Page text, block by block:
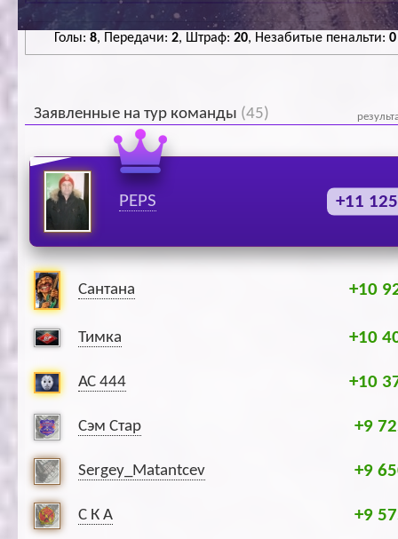
Голы: 8, Передачи: 2, Штраф: 20, Незабитые пенальти: 0
Заявленные на тур команды (45)
PEPS +11 125
Сантана +10
Тимка +10
АС 444 +10
Сэм Стар +9
Sergey_Matantcev +9
С К А +9